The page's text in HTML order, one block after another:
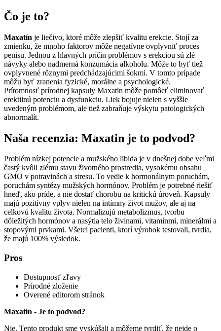
Čo je to?
Maxatín je liečivo, ktoré môže zlepšiť kvalitu erekcie. Stojí za
zmienku, že mnoho faktorov môže negatívne ovplyvniť proces
penisu. Jednou z hlavných príčin problémov s erekciou sú zlé
návyky alebo nadmerná konzumácia alkoholu. Môže to byť tiež
ovplyvnené rôznymi predchádzajúcimi šokmi. V tomto prípade
môžu byť zranenia fyzické, morálne a psychologické.
Prítomnosť prírodnej kapsuly Maxatin môže pomôcť eliminovať
erektilnú potenciu a dysfunkciu. Liek bojuje nielen s vyššie
uvedeným problémom, ale tiež zabraňuje výskytu patologických
abnormalít.
Naša recenzia: Maxatin je to podvod?
Problém nízkej potencie a mužského libida je v dnešnej dobe veľmi
častý kvôli zlému stavu životného prostredia, vysokému obsahu
GMO v potravinách a stresu. To vedie k hormonálnym poruchám,
poruchám syntézy mužských hormónov. Problém je potrebné riešiť
hneď, ako príde, a nie dostať chorobu na kritickú úroveň. Kapsuly
majú pozitívny vplyv nielen na intímny život mužov, ale aj na
celkovú kvalitu života. Normalizujú metabolizmus, tvorbu
dôležitých hormónov a nasýtia telo živinami, vitamínmi, minerálmi a
stopovými prvkami. Všetci pacienti, ktorí výrobok testovali, tvrdia,
že majú 100% výsledok.
Pros
Dostupnosť zľavy
Prírodné zloženie
Overené editorom stránok
Maxatin - Je to podvod?
Nie. Tento produkt sme vyskúšali a môžeme tvrdiť, že nejde o